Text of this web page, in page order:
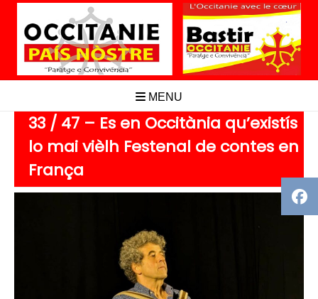
Aller
contenu
MENU
33 / 47 – Es en Occitània qu’existís
lo mai vièlh Festenal de contes en
França